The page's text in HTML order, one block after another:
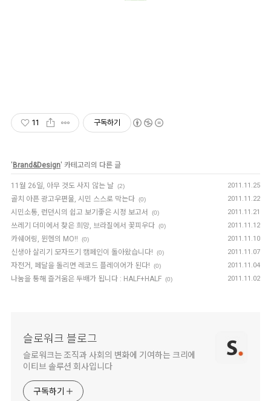
11 구독하기
' Brand&Design' 카테고리의 다른 글
11월 26일, 아무 것도 사지 않는 날 (2) 2011.11.25
골치 아픈 광고우편물, 시민 스스로 막는다 (0) 2011.11.22
시민소통, 런던시의 쉽고 보기좋은 시정 보고서 (0) 2011.11.21
쓰레기 더미에서 찾은 희망, 브라질에서 꽃피우다 (0) 2011.11.12
카쉐어링, 뮌헨의 MO!! (0) 2011.11.10
신생아 살리기 모자뜨기 캠페인이 돌아왔습니다! (0) 2011.11.07
자전거, 페달을 돌리면 레코드 플레이어가 된다! (0) 2011.11.04
나눔을 통해 즐거움은 두배가 됩니다 : HALF+HALF (0) 2011.11.02
슬로워크 블로그
슬로워크는 조직과 사회의 변화에 기여하는 크리에
이티브 솔루션 회사입니다
구독하기